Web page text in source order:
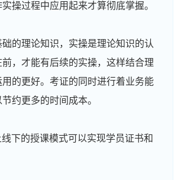
操过程中应用起来才算彻底掌握。
的理论知识，实操是理论知识的认
，才能有后续的实操，这样结合理
的更好。考证的同时进行着业务能
约更多的时间成本。
下的授课模式可以实现学员证书和